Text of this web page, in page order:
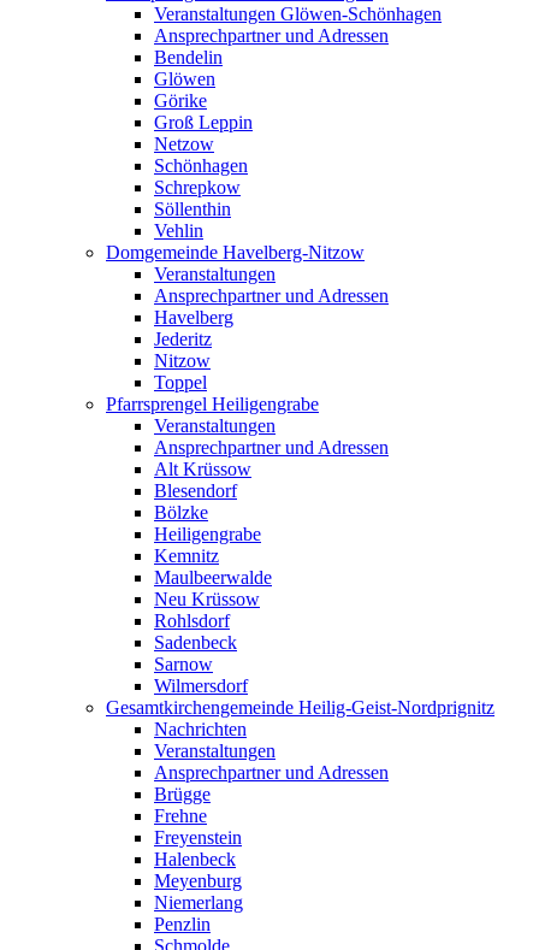
Veranstaltungen Glöwen-Schönhagen
Ansprechpartner und Adressen
Bendelin
Glöwen
Görike
Groß Leppin
Netzow
Schönhagen
Schrepkow
Söllenthin
Vehlin
Domgemeinde Havelberg-Nitzow
Veranstaltungen
Ansprechpartner und Adressen
Havelberg
Jederitz
Nitzow
Toppel
Pfarrsprengel Heiligengrabe
Veranstaltungen
Ansprechpartner und Adressen
Alt Krüssow
Blesendorf
Bölzke
Heiligengrabe
Kemnitz
Maulbeerwalde
Neu Krüssow
Rohlsdorf
Sadenbeck
Sarnow
Wilmersdorf
Gesamtkirchengemeinde Heilig-Geist-Nordprignitz
Nachrichten
Veranstaltungen
Ansprechpartner und Adressen
Brügge
Frehne
Freyenstein
Halenbeck
Meyenburg
Niemerlang
Penzlin
Schmolde